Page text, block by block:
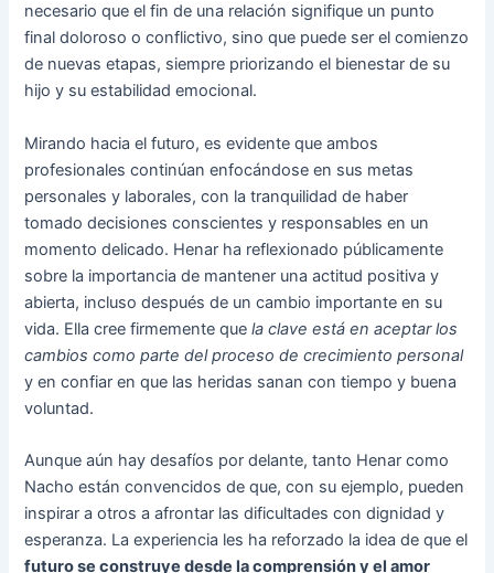
necesario que el fin de una relación signifique un punto
final doloroso o conflictivo, sino que puede ser el comienzo
de nuevas etapas, siempre priorizando el bienestar de su
hijo y su estabilidad emocional.
Mirando hacia el futuro, es evidente que ambos
profesionales continúan enfocándose en sus metas
personales y laborales, con la tranquilidad de haber
tomado decisiones conscientes y responsables en un
momento delicado. Henar ha reflexionado públicamente
sobre la importancia de mantener una actitud positiva y
abierta, incluso después de un cambio importante en su
vida. Ella cree firmemente quela clave está en aceptar los
cambios como parte del proceso de crecimiento personal
y en confiar en que las heridas sanan con tiempo y buena
voluntad.
Aunque aún hay desafíos por delante, tanto Henar como
Nacho están convencidos de que, con su ejemplo, pueden
inspirar a otros a afrontar las dificultades con dignidad y
esperanza. La experiencia les ha reforzado la idea de que el
futuro se construye desde la comprensión y el amor